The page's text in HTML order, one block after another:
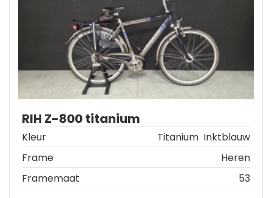
RIH Z-800 titanium
Kleur
Titanium  Inktblauw
Frame
Heren
Framemaat
53